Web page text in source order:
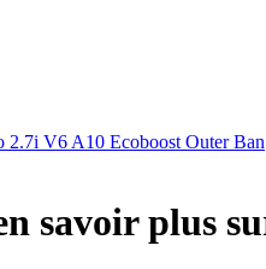
2.7i V6 A10 Ecoboost Outer Ban
savoir plus